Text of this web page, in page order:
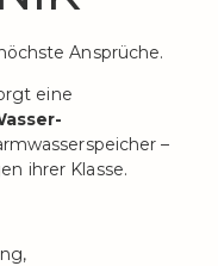
Ansprüche.
eine
–
ihrer Klasse.